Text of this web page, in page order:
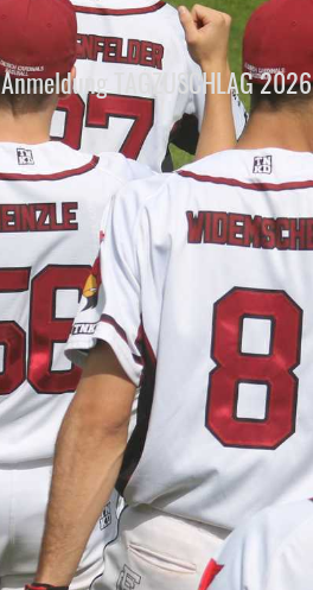
Anmeldung TAGZUSCHLAG 2026